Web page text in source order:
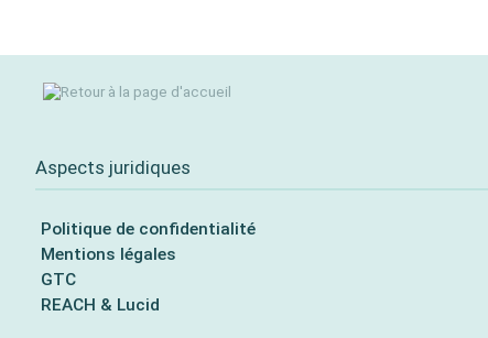
Aspects juridiques
Politique de confidentialité
Mentions légales
GTC
REACH & Lucid